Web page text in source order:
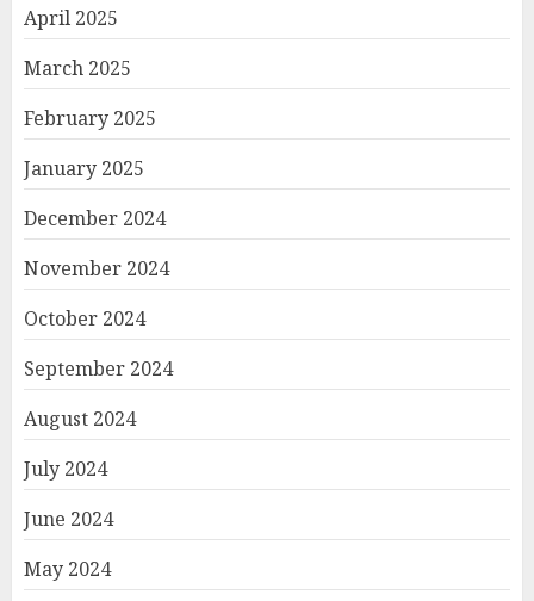
April 2025
March 2025
February 2025
January 2025
December 2024
November 2024
October 2024
September 2024
August 2024
July 2024
June 2024
May 2024